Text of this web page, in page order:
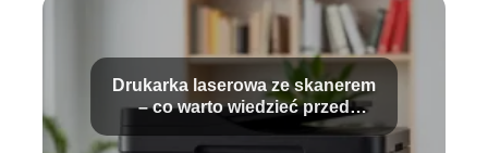
Drukarka laserowa ze skanerem
– co warto wiedzieć przed